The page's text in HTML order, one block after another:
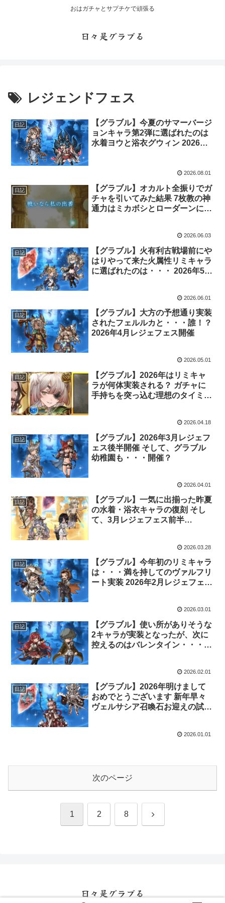
おはガチャとサプチケで頑張る
日々是グラブる
レジェンドフェス
日記
【グラブル】今夏のサマーバージ
ョンキャラ第2弾に選ばれたのは
水着ヨウと浴衣グウィン 2026年7
2026.08.01
日記
【グラブル】オカルト全振りでガ
チャを引いてみた結果 7枚教の神
通力はミカボシとローダーンに届
2026.06.03
日記
【グラブル】火有利古戦場前にや
はりやって来た火属性リミキャラ
に選ばれたのは・・・ 2026年5月
2026.06.01
日記
【グラブル】大方の予想通り実装
されたフェルルカと・・・誰！？
2026年4月レジェフェス開催
2026.05.01
日記
【グラブル】2026年はリミキャ
ラが何体実装される？ ガチャに
手持ちを突っ込む理想のタイミン
2026.04.18
日記
【グラブル】2026年3月レジェフ
ェス後半開催 そして、グラブル
幼稚園も・・・開催？
2026.04.01
日記
【グラブル】一気に出揃った昨夏
の水着・浴衣キャラの復刻 そし
て、3月レジェフェス前半
2026.03.28
日記
【グラブル】今年初のリミキャラ
は・・・満を持してのヴァルフリ
ート実装 2026年2月レジェフェス
2026.03.01
日記
【グラブル】使い所がありそうな
2キャラが実装となったが、次に
控えるのはバレンタイン・・・
2026.02.01
日記
【グラブル】2026年明けまして
おめでとうございます 新年早々
ヴェルサシア召喚石お迎えの試
2026.01.01
次のページ
1 2 8 次
日々是グラブる